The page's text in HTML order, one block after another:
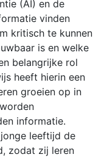
(AI) en de
vinden
kritisch te kunnen
is en welke
belangrijke rol
heeft hierin een
groeien op in
informatie.
leeftijd de
zodat zij leren